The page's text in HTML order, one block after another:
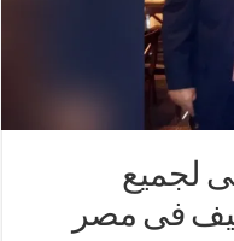
لجميع
فى مصر